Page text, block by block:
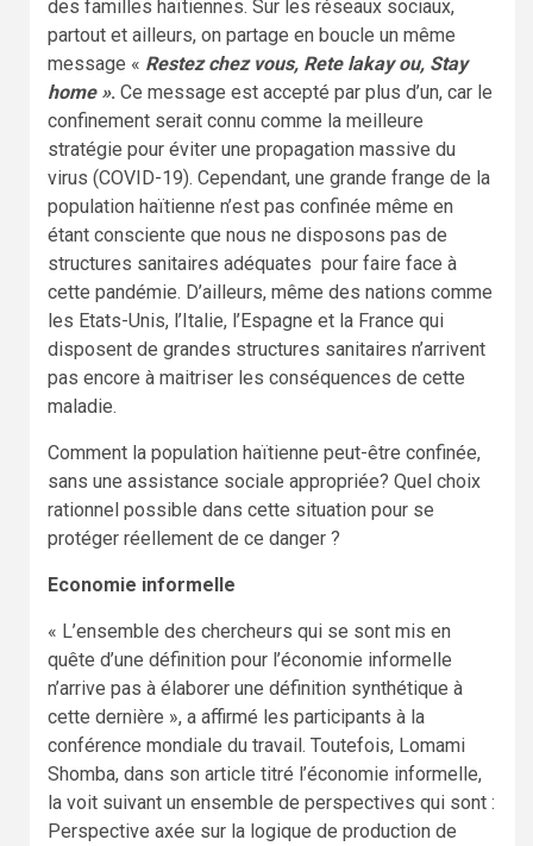
des familles haïtiennes. Sur les réseaux sociaux,
partout et ailleurs, on partage en boucle un même
message « Restez chez vous, Rete lakay ou, Stay
home ». Ce message est accepté par plus d’un, car le
confinement serait connu comme la meilleure
stratégie pour éviter une propagation massive du
virus (COVID-19). Cependant, une grande frange de la
population haïtienne n’est pas confinée même en
étant consciente que nous ne disposons pas de
structures sanitaires adéquates pour faire face à
cette pandémie. D’ailleurs, même des nations comme
les Etats-Unis, l’Italie, l’Espagne et la France qui
disposent de grandes structures sanitaires n’arrivent
pas encore à maitriser les conséquences de cette
maladie.
Comment la population haïtienne peut-être confinée,
sans une assistance sociale appropriée? Quel choix
rationnel possible dans cette situation pour se
protéger réellement de ce danger ?
Economie informelle
« L’ensemble des chercheurs qui se sont mis en
quête d’une définition pour l’économie informelle
n’arrive pas à élaborer une définition synthétique à
cette dernière », a affirmé les participants à la
conférence mondiale du travail. Toutefois, Lomami
Shomba, dans son article titré l’économie informelle,
la voit suivant un ensemble de perspectives qui sont :
Perspective axée sur la logique de production de